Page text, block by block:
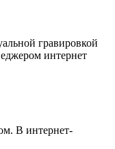
гравировкой
интернет
В интернет-